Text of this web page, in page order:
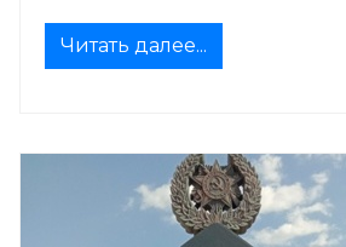
Читать далее...